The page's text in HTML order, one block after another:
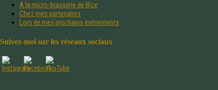
A la micro-brasserie de Bize
Chez mes partenaires
Lors de mes prochains événements
Suivez-moi sur les réseaux sociaux